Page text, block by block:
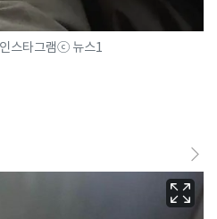
스타그램ⓒ 뉴스1